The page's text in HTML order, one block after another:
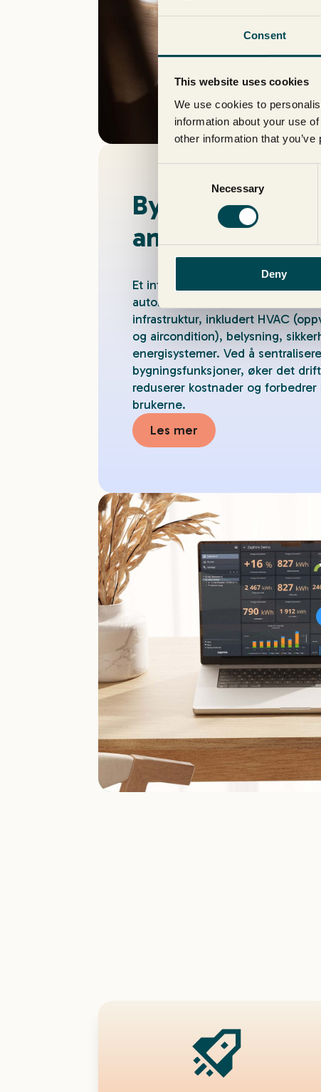
Consent
This website uses cookies
We use cookies to
information about your use
other information that
Necessary
Deny
anlegg
Et intelligent styringssystem som
automatiserer og administrerer
infrastruktur, inkludert HVAC
og aircondition), belysning,
energisystemer. Ved å
bygningsfunksjoner, øker det
reduserer kostnader og
brukerne.
Les mer